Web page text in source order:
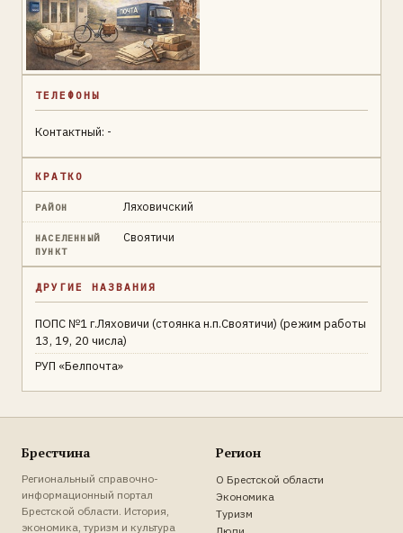
ТЕЛЕФОНЫ
Контактный: -
КРАТКО
РАЙОН Ляховичский
НАСЕЛЕННЫЙ
ПУНКТ
Своятичи
ДРУГИЕ НАЗВАНИЯ
ПОПС №1 г.Ляховичи (стоянка н.п.Своятичи) (режим работы
13, 19, 20 числа)
РУП «Белпочта»
Брестчина
Региональный справочно-
информационный портал
Брестской области. История,
экономика, туризм и культура
Регион
О Брестской области
Экономика
Туризм